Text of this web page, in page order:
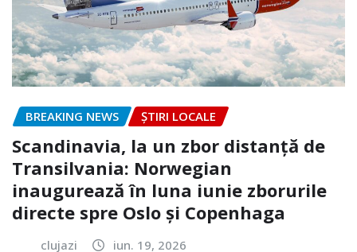
BREAKING NEWS ȘTIRI LOCALE
Scandinavia, la un zbor distanță de
Transilvania: Norwegian
inaugurează în luna iunie zborurile
directe spre Oslo și Copenhaga
clujazi iun. 19, 2026